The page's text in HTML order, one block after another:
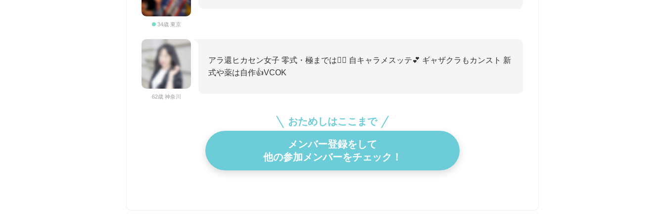
34歳 東京
62歳 神奈川
アラ還ヒカセン女子 零式・極までは🙆‍♀️ 自キャラメスッテ💕 ギャザクラもカンスト 新
式や薬は自作👍VCOK
おためしはここまで
メンバー登録をして
他の参加メンバーをチェック！